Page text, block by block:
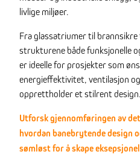
livlige miljøer.
Fra glassatriumer til
strukturene både funksjonelle
er ideelle for prosjekter som
energieffektivitet, ventilasjon
opprettholder et stilrent design.
Utforsk gjennomføringen av
hvordan banebrytende design
sømløst for å skape